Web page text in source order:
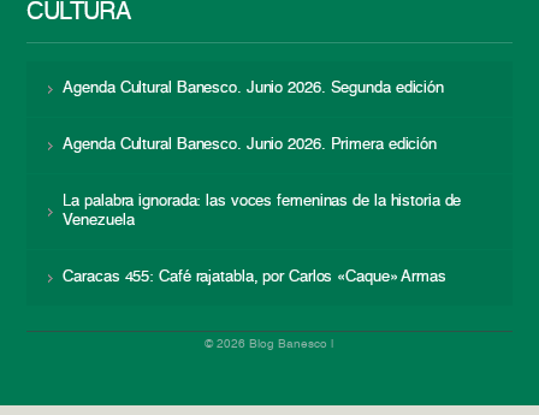
CULTURA
Agenda Cultural Banesco. Junio 2026. Segunda edición
Agenda Cultural Banesco. Junio 2026. Primera edición
La palabra ignorada: las voces femeninas de la historia de
Venezuela
Caracas 455: Café rajatabla, por Carlos «Caque» Armas
© 2026 Blog Banesco |